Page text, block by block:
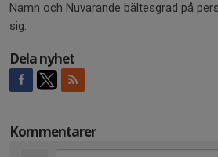
Namn och Nuvarande bältesgrad på
sig.
Dela nyhet
Kommentarer